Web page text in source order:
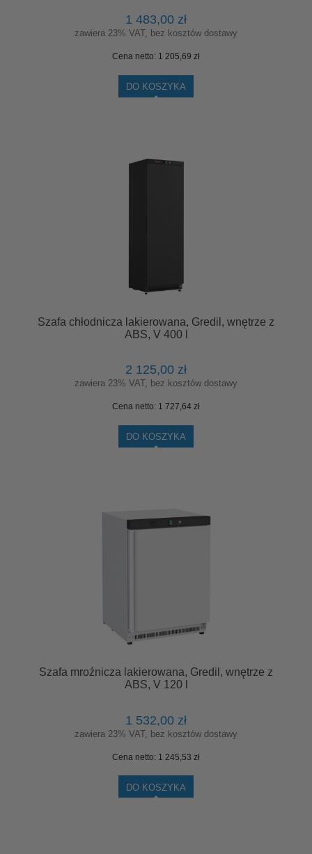
1 483,00 zł
zawiera 23% VAT, bez kosztów dostawy
Cena netto: 1 205,69 zł
DO KOSZYKA
Szafa chłodnicza lakierowana, Gredil, wnętrze z
ABS, V 400 l
2 125,00 zł
zawiera 23% VAT, bez kosztów dostawy
Cena netto: 1 727,64 zł
DO KOSZYKA
Szafa mroźnicza lakierowana, Gredil, wnętrze z
ABS, V 120 l
1 532,00 zł
zawiera 23% VAT, bez kosztów dostawy
Cena netto: 1 245,53 zł
DO KOSZYKA